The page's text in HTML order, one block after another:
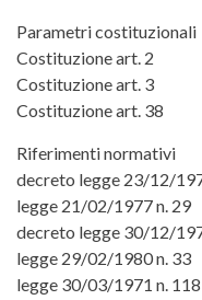
Parametri costituzionali
Costituzione art. 2
Costituzione art. 3
Costituzione art. 38
Riferimenti normativi
decreto legge 23/12/
legge 21/02/1977 n. 29
decreto legge 30/12/
legge 29/02/1980 n. 33
legge 30/03/1971 n.